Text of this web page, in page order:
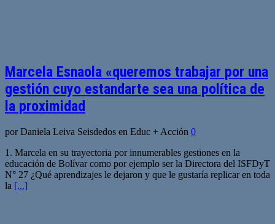
Marcela Esnaola «queremos trabajar por una
gestión cuyo estandarte sea una política de
la proximidad
por Daniela Leiva Seisdedos en Educ + Acción 0
1. Marcela en su trayectoria por innumerables gestiones en la
educación de Bolívar como por ejemplo ser la Directora del ISFDyT
N° 27 ¿Qué aprendizajes le dejaron y que le gustaría replicar en toda
la [...]